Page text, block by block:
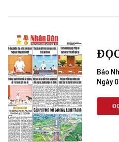
BẠN ĐỌC
KIỂM CHỨNG THÔNG TIN
TRI THỨC CHUYÊN SÂU
54 DÂN TỘC VIỆT NAM
Báo
Ngày